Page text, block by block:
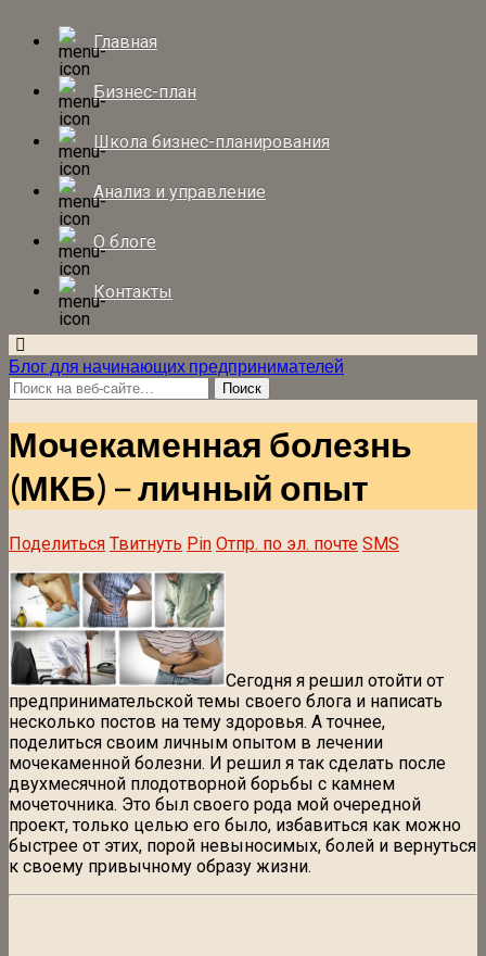
Главная
Бизнес-план
Школа бизнес-планирования
Анализ и управление
О блоге
Контакты
Блог для начинающих предпринимателей
Мочекаменная болезнь
(МКБ) – личный опыт
Поделиться Твитнуть Pin Отпр. по эл. почте SMS
Сегодня я решил отойти от
предпринимательской темы своего блога и написать
несколько постов на тему здоровья. А точнее,
поделиться своим личным опытом в лечении
мочекаменной болезни. И решил я так сделать после
двухмесячной плодотворной борьбы с камнем
мочеточника. Это был своего рода мой очередной
проект, только целью его было, избавиться как можно
быстрее от этих, порой невыносимых, болей и вернуться
к своему привычному образу жизни.